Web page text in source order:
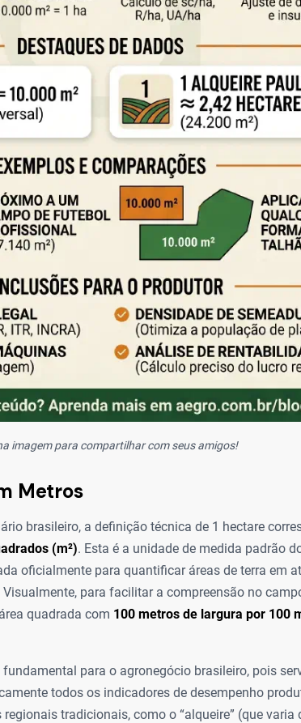
imagem para compartilhar com seus amigos!
Metros
brasileiro, a definição técnica de 1 hectare
(m²). Esta é a unidade de medida padrão
oficialmente para quantificar áreas de terra em
para facilitar a compreensão no
quadrada com 100 metros de largura por 100
para o agronegócio brasileiro, pois
todos os indicadores de desempenho
tradicionais, como o “alqueire” (que varia